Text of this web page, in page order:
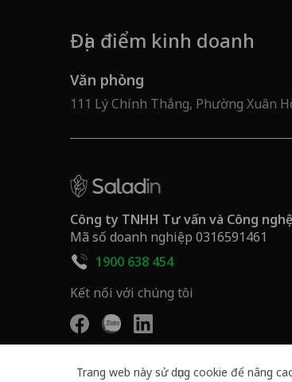
Địa điểm kinh doanh
Văn phòng
111 Lý Chính Thắng, Phường Xuân
Công ty TNHH Tư vấn và Công
Mã số doanh nghiệp 0316591461
1900 638 454
Kết nối với chúng tôi
Trang web này sử dụng cookie để nâng